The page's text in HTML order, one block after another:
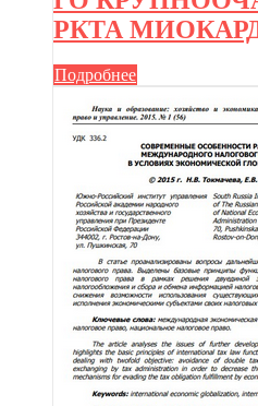
РКТА
Подробнее